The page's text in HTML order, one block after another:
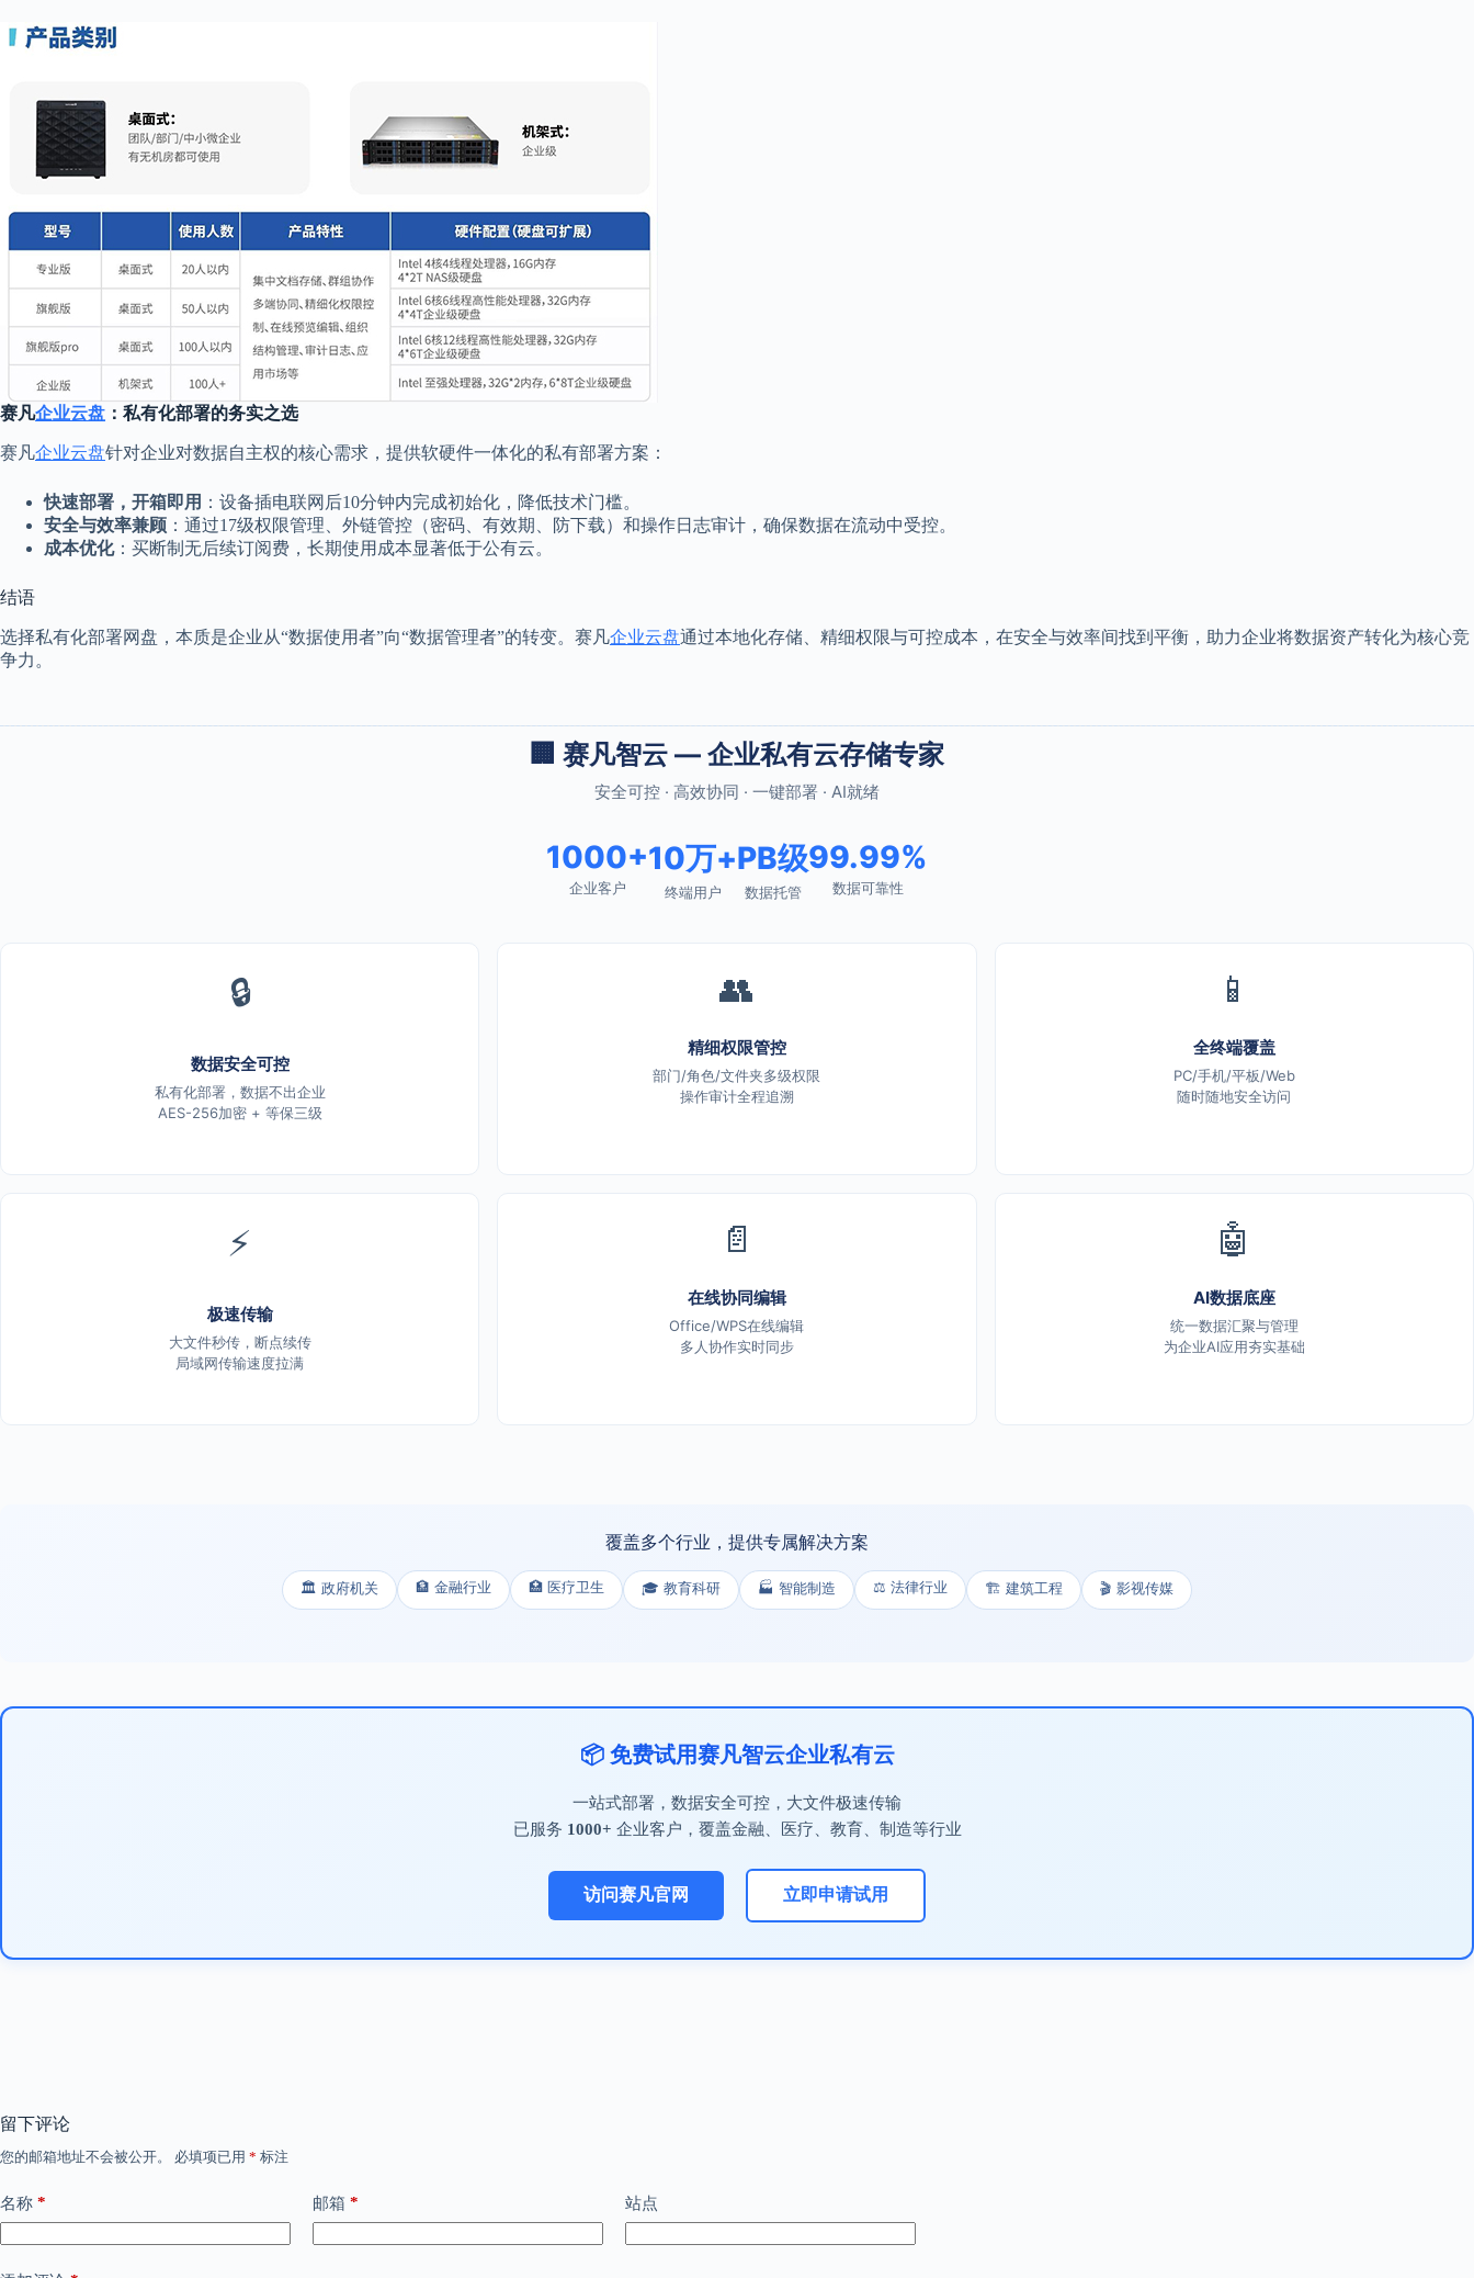
赛凡企业云盘 ：私有化部署的务实之选
赛凡企业云盘针对企业对数据自主权的核心需求，提供软硬件一体化的私有部署方案：
快速部署，开箱即用 ：设备插电联网后10分钟内完成初始化，降低技术门槛。
安全与效率兼顾 ：通过17级权限管理、外链管控（密码、有效期、防下载）和操作日志审计，确保数据在流动中受控。
成本优化：买断制无后续订阅费，长期使用成本显著低于公有云。
结语
选择私有化部署网盘，本质是企业从“数据使用者”向“数据管理者”的转变。赛凡企业云盘通过本地化存储、精细权限与可控成本，在安全与效率间找到平衡，助力企业将数据资产转化为核心竞
争力。
🏢 赛凡智云 — 企业私有云存储专家
安全可控 · 高效协同 · 一键部署 · AI就绪
1000+
企业客户
10万+
终端用户
PB级
数据托管
99.99%
数据可靠性
🔒
数据安全可控
私有化部署，数据不出企业
AES-256加密 + 等保三级
👥
精细权限管控
部门/角色/文件夹多级权限
操作审计全程追溯
📱
全终端覆盖
PC/手机/平板/Web
随时随地安全访问
⚡
极速传输
大文件秒传，断点续传
局域网传输速度拉满
📄
在线协同编辑
Office/WPS在线编辑
多人协作实时同步
🤖
AI数据底座
统一数据汇聚与管理
为企业AI应用夯实基础
覆盖多个行业，提供专属解决方案
🏛️ 政府机关 🏦 金融行业 🏥 医疗卫生 🎓 教育科研 🏭 智能制造 ⚖️ 法律行业 🏗️ 建筑工程 🎬 影视传媒
📦 免费试用赛凡智云企业私有云
一站式部署，数据安全可控，大文件极速传输
已服务 1000+ 企业客户，覆盖金融、医疗、教育、制造等行业
访问赛凡官网 立即申请试用
留下评论
您的邮箱地址不会被公开。 必填项已用 * 标注
名称 * 邮箱 * 站点